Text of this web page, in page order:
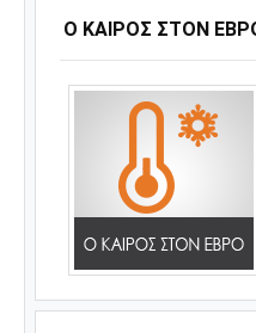
Ο ΚΑΙΡΟΣ ΣΤΟΝ